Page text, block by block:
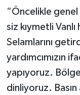
“Öncelikle genel
siz kıymetli
Selamlarını
yardımcımızın
yapıyoruz.
dinliyoruz. Basın